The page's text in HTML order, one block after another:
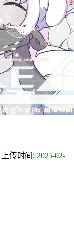
上传时间: 2025-02-